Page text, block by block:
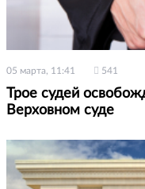
05 марта, 11:41 541
Трое судей
Верховном суде